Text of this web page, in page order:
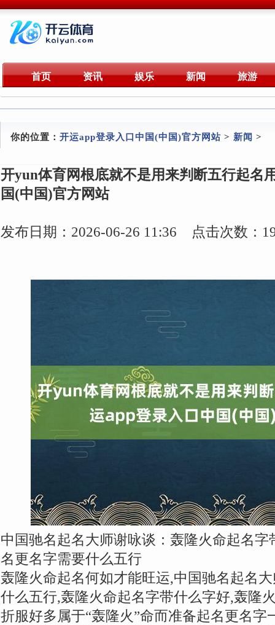
首页 资讯 娱乐 新闻 旅游
你的位置： 开运app登录入口中国(中国)官方网站 > 新闻 >
开yun体育网根底就不是用来判断五行起名
国(中国)官方网站
发布日期：2026-06-26 11:36 点击次数：
中国驰名起名大师谢咏谈：轰隆火命起名
名更名字需要什么五行
轰隆火命起名何如才能旺运,中国驰名起名
什么五行,轰隆火命起名字带什么字好,轰隆
折服好多属于“轰隆火”命而准备起名更名字